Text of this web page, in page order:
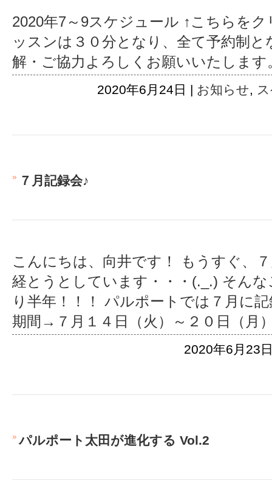
2020年7～9スケジュール ↑こちらを
ッスンは３０分となり、全て予約制
解・ご協力よろしくお願いいたします
2020年6月24日 | お知らせ,
７月記録会♪
こんにちは、向井です！ もうすぐ、
経とうとしています・・・(._.) そん
り半年！！！ パルポートでは７月に
期間→７月１４日（火）～２０日（月
2020年6月23
パルポート太田が進化する Vol.2